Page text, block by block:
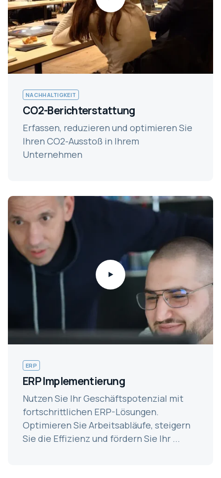
NACHHALTIGKEIT
CO2-Berichterstattung
Erfassen, reduzieren und optimieren Sie
Ihren CO2-Ausstoß in Ihrem
Unternehmen
ERP
ERP Implementierung
Nutzen Sie Ihr Geschäftspotenzial mit
fortschrittlichen ERP-Lösungen.
Optimieren Sie Arbeitsabläufe, steigern
Sie die Effizienz und fördern Sie Ihr ...